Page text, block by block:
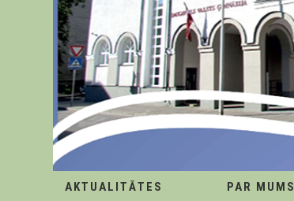
AKTUALITĀTES PAR MUMS